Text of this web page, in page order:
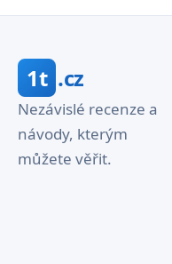
1t .cz
Nezávislé recenze a
návody, kterým
můžete věřit.